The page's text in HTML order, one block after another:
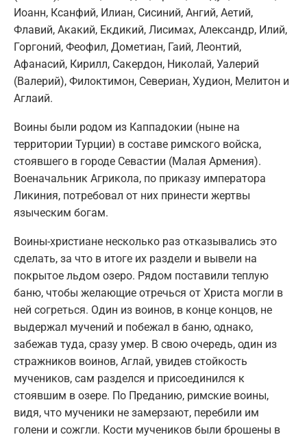
Иоанн, Ксанфий, Илиан, Сисиний, Ангий, Аетий,
Флавий, Акакий, Екдикий, Лисимах, Александр, Илий,
Горгоний, Феофил, Дометиан, Гаий, Леонтий,
Афанасий, Кирилл, Сакердон, Николай, Уалерий
(Валерий), Филоктимон, Севериан, Худион, Мелитон и
Аглаий.
Воины были родом из Каппадокии (ныне на
территории Турции) в составе римского войска,
стоявшего в городе Севастии (Малая Армения).
Военачальник Агрикола, по приказу императора
Ликиния, потребовал от них принести жертвы
языческим богам.
Воины-христиане несколько раз отказывались это
сделать, за что в итоге их раздели и вывели на
покрытое льдом озеро. Рядом поставили теплую
баню, чтобы желающие отречься от Христа могли в
ней согреться. Один из воинов, в конце концов, не
выдержал мучений и побежал в баню, однако,
забежав туда, сразу умер. В свою очередь, один из
стражников воинов, Аглай, увидев стойкость
мучеников, сам разделся и присоединился к
стоявшим в озере. По Преданию, римские воины,
видя, что мученики не замерзают, перебили им
голени и сожгли. Кости мучеников были брошены в